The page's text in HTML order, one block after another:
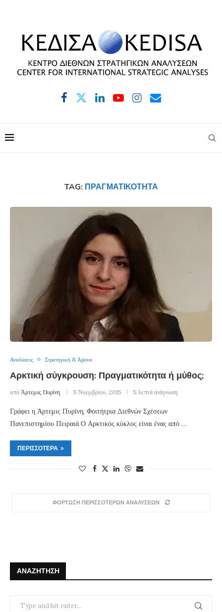
TAG: ΠΡΑΓΜΑΤΙΚΌΤΗΤΑ
Αναλύσεις Στρατηγική & Άμυνα
Αρκτική σύγκρουση: Πραγματικότητα ή μύθος;
από Άρτεμις Πυρίνη 5 Νοεμβρίου, 2015 5 λεπτά ανάγνωση
Γράφει η Άρτεμις Πυρίνη, Φοιτήτρια Διεθνών Σχέσεων
Πανεπιστημίου Πειραιά Ο Αρκτικός κύκλος είναι ένας από …
ΠΕΡΙΣΣΌΤΕΡΑ
ΦΟΡΤΩΣΗ ΠΕΡΙΣΣΟΤΕΡΩΝ ΑΝΑΛΥΣΕΩΝ
ΑΝΑΖΉΤΗΣΗ